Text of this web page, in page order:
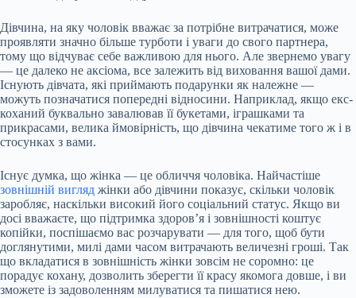
Дівчина, на яку чоловік вважає за потрібне витрачатися, може
проявляти значно більше турботи і уваги до свого партнера,
тому що відчуває себе важливою для нього. Але звернемо увагу
— це далеко не аксіома, все залежить від виховання вашої дами.
Існують дівчата, які приймають подарунки як належне —
можуть позначатися попередні відносини. Наприклад, якщо екс-
коханий буквально завалював її букетами, іграшками та
прикрасами, велика ймовірність, що дівчина чекатиме того ж і в
стосунках з вами.
Існує думка, що жінка — це обличчя чоловіка. Найчастіше
зовнішній вигляд жінки або дівчини показує, скільки чоловік
заробляє, наскільки високий його соціальний статус. Якщо ви
досі вважаєте, що підтримка здоров’я і зовнішності коштує
копійки, поспішаємо вас розчарувати — для того, щоб бути
доглянутими, милі дами часом витрачають величезні гроші. Так
що вкладатися в зовнішність жінки зовсім не соромно: це
порадує кохану, дозволить зберегти її красу якомога довше, і ви
зможете із задоволенням милуватися та пишатися нею.